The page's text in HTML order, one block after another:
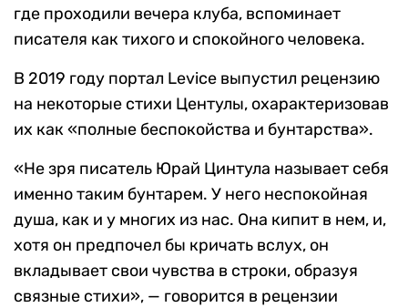
где проходили вечера клуба, вспоминает
писателя как тихого и спокойного человека.
В 2019 году портал Levice выпустил рецензию
на некоторые стихи Центулы, охарактеризовав
их как «полные беспокойства и бунтарства».
«Не зря писатель Юрай Цинтула называет себя
именно таким бунтарем. У него неспокойная
душа, как и у многих из нас. Она кипит в нем, и,
хотя он предпочел бы кричать вслух, он
вкладывает свои чувства в строки, образуя
связные стихи», — говорится в рецензии